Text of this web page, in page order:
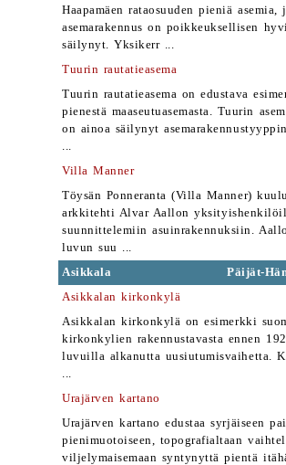
Haapamäen rataosuuden pieniä asemia,
asemarakennus on poikkeuksellisen
säilynyt. Yksikerr ...
Tuurin rautatieasema
Tuurin rautatieasema on edustava
pienestä maaseutuasemasta. Tuurin
on ainoa säilynyt
...
Villa Manner
Töysän Ponneranta (Villa Manner)
arkkitehti Alvar Aallon
suunnittelemiin asuinrakennuksiin.
luvun suu ...
Asikkala
Päijät-
Asikkalan kirkonkylä
Asikkalan kirkonkylä on esimerkki
kirkonkylien rakennustavasta ennen
luvuilla alkanutta uusiutumisvaihetta.
...
Urajärven kartano
Urajärven kartano edustaa syrjäiseen
pienimuotoiseen, topografialtaan
viljelymaisemaan syntynyttä pientä